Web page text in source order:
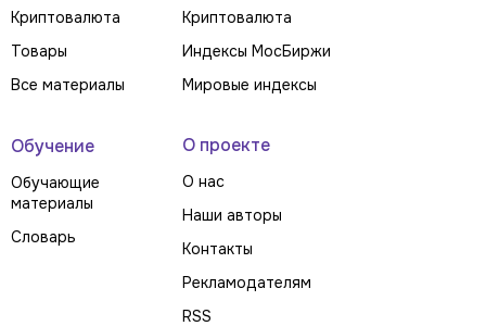
Криптовалюта
Товары
Все материалы
Криптовалюта
Индексы МосБиржи
Мировые индексы
Обучение
Обучающие
материалы
Словарь
О проекте
О нас
Наши авторы
Контакты
Рекламодателям
RSS